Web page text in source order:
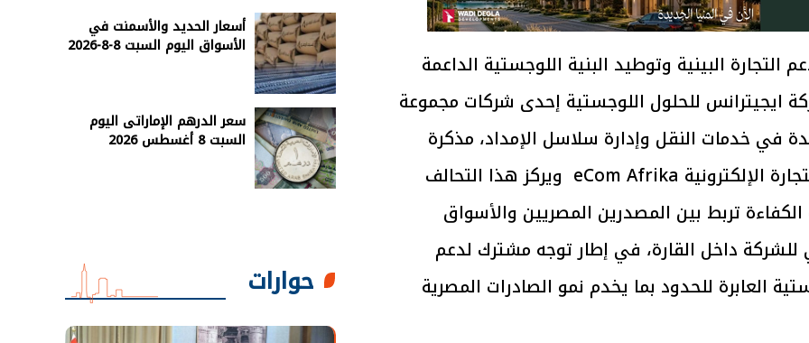
البينية وتوطيد البنية اللوجستية الداعمة
ايجيترانس للحلول اللوجستية إحدى شركات مجموعة
في خدمات النقل وإدارة سلاسل الإمداد، مذكرة
تعاون استراتيجية مع المنصة الأفريقية للتجارة الإلكترونية eCom Afrika ويركز هذا التحالف
تربط بين المصدرين المصريين والأسواق
للشركة داخل القارة، في إطار توجه مشترك لدعم
العابرة للحدود بما يخدم نمو الصادرات المصرية
أسعار الحديد والأسمنت في
الأسواق اليوم السبت 8-8-2026
سعر الدرهم الإماراتى اليوم
السبت 8 أغسطس 2026
حوارات